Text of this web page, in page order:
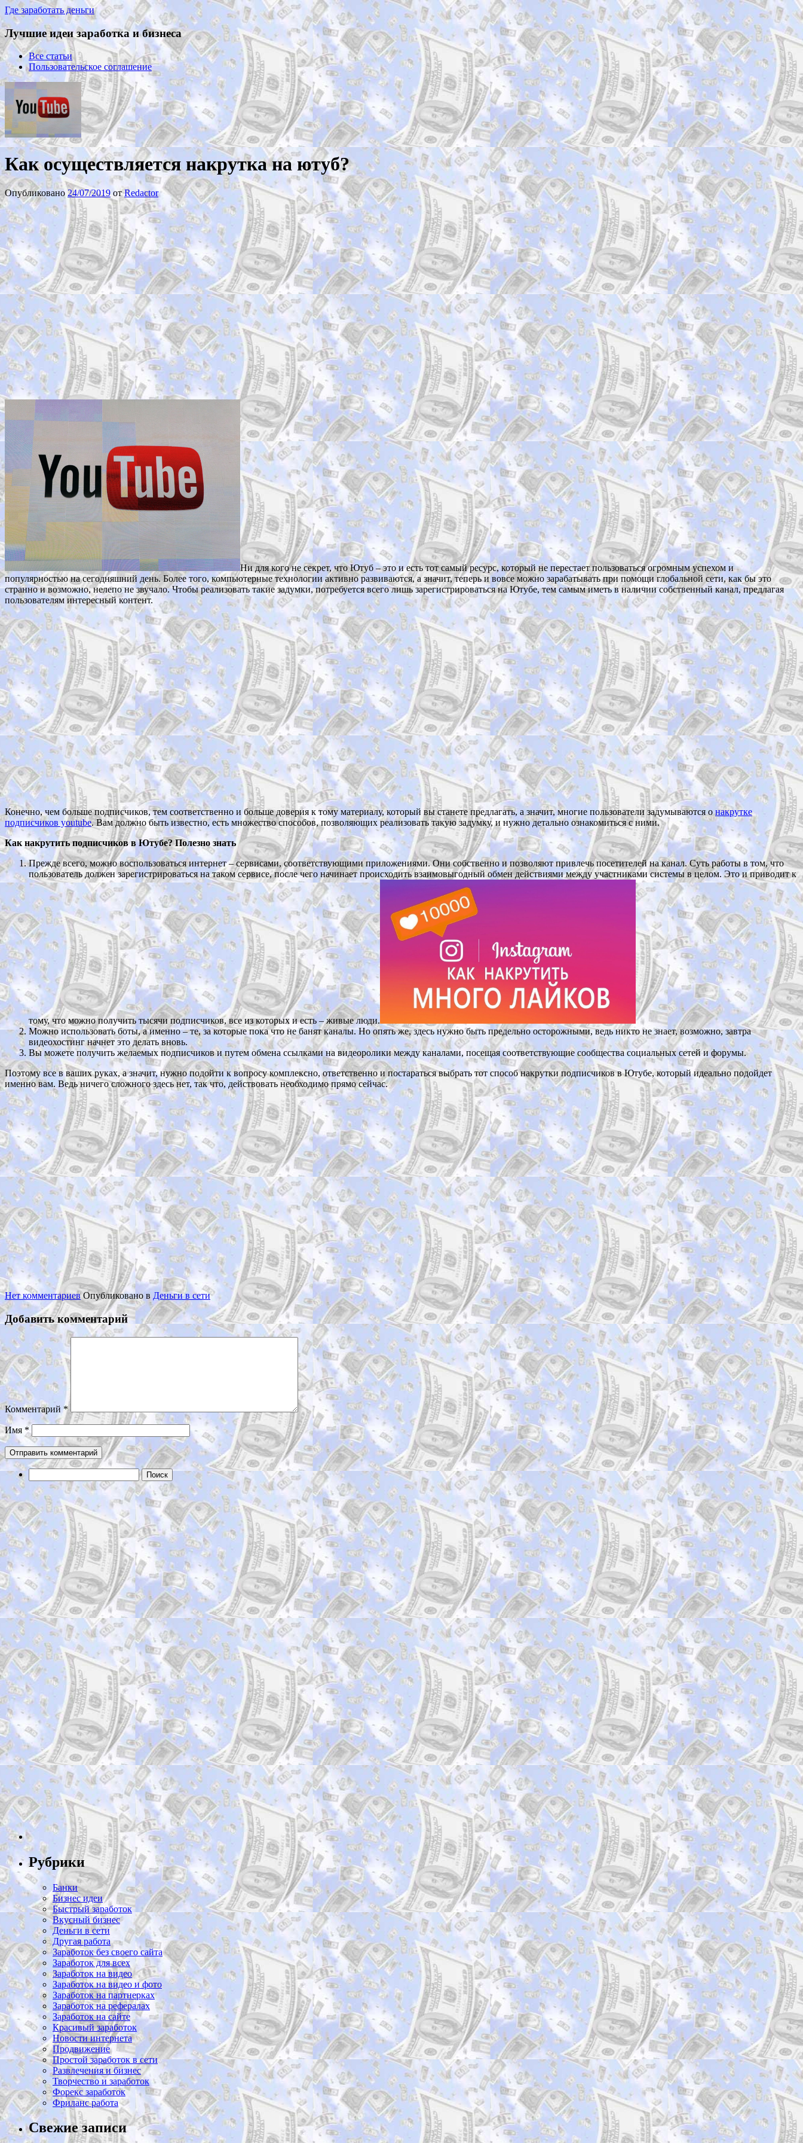
Где заработать деньги
Лучшие идеи заработка и бизнеса
Все статьи
Пользовательское соглашение
Как осуществляется накрутка на ютуб?
Опубликовано 24/07/2019 отRedactor
Ни для кого не секрет, что Ютуб – это и есть тот самый ресурс, который не перестает пользоваться огромным успехом и
популярностью на сегодняшний день. Более того, компьютерные технологии активно развиваются, а значит, теперь и вовсе можно зарабатывать при помощи глобальной сети, как бы это
странно и возможно, нелепо не звучало. Чтобы реализовать такие задумки, потребуется всего лишь зарегистрироваться на Ютубе, тем самым иметь в наличии собственный канал, предлагая
пользователям интересный контент.
Конечно, чем больше подписчиков, тем соответственно и больше доверия к тому материалу, который вы станете предлагать, а значит, многие пользователи задумываются онакрутке
подписчиков youtube. Вам должно быть известно, есть множество способов, позволяющих реализовать такую задумку, и нужно детально ознакомиться с ними.
Как накрутить подписчиков в Ютубе? Полезно знать
Прежде всего, можно воспользоваться интернет – сервисами, соответствующими приложениями. Они собственно и позволяют привлечь посетителей на канал. Суть работы в том, что
пользователь должен зарегистрироваться на таком сервисе, после чего начинает происходить взаимовыгодный обмен действиями между участниками системы в целом. Это и приводит к
тому, что можно получить тысячи подписчиков, все из которых и есть – живые люди.
Можно использовать боты, а именно – те, за которые пока что не банят каналы. Но опять же, здесь нужно быть предельно осторожными, ведь никто не знает, возможно, завтра
видеохостинг начнет это делать вновь.
Вы можете получить желаемых подписчиков и путем обмена ссылками на видеоролики между каналами, посещая соответствующие сообщества социальных сетей и форумы.
Поэтому все в ваших руках, а значит, нужно подойти к вопросу комплексно, ответственно и постараться выбрать тот способ накрутки подписчиков в Ютубе, который идеально подойдет
именно вам. Ведь ничего сложного здесь нет, так что, действовать необходимо прямо сейчас.
Нет комментариев Опубликовано в Деньги в сети
Добавить комментарий
Комментарий *
Имя *
Рубрики
Банки
Бизнес идеи
Быстрый заработок
Вкусный бизнес
Деньги в сети
Другая работа
Заработок без своего сайта
Заработок для всех
Заработок на видео
Заработок на видео и фото
Заработок на партнерках
Заработок на рефералах
Заработок на сайте
Красивый заработок
Новости интернета
Продвижение
Простой заработок в сети
Развлечения и бизнес
Творчество и заработок
Форекс заработок
Фриланс работа
Свежие записи